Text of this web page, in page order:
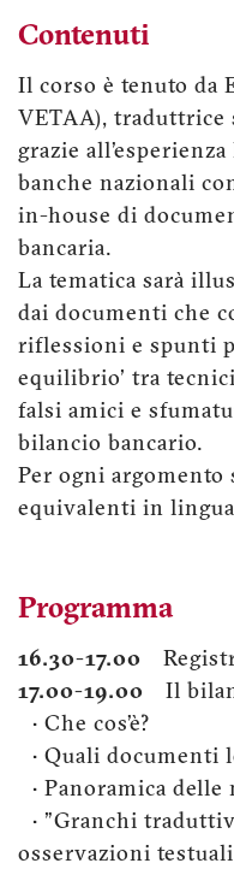
Contenuti
Il corso è tenuto da
VETAA), traduttrice
grazie
banche nazionali
in-house di
bancaria.
La tematica sarà
dai documenti che
riflessioni e spunti
equilibrio' tra
falsi amici e
bilancio bancario.
Per ogni
equivalenti in
Programma
16.30-17.00
17.00-19.00 Il
• Che cos’è?
• Quali documenti
• Panoramica delle
• "Granchi
osservazioni